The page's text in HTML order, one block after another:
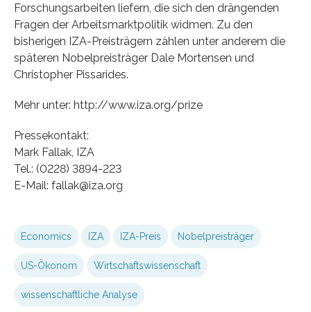
Forschungsarbeiten liefern, die sich den drängenden
Fragen der Arbeitsmarktpolitik widmen. Zu den
bisherigen IZA-Preisträgern zählen unter anderem die
späteren Nobelpreisträger Dale Mortensen und
Christopher Pissarides.
Mehr unter: http://www.iza.org/prize
Pressekontakt:
Mark Fallak, IZA
Tel.: (0228) 3894-223
E-Mail: fallak@iza.org
Economics IZA IZA-Preis Nobelpreisträger
US-Ökonom Wirtschaftswissenschaft
wissenschaftliche Analyse